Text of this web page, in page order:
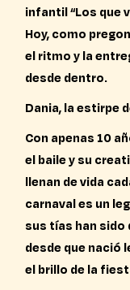
infantil “Los que
Hoy, como
el ritmo y la
desde dentro.
Dania, la estirpe
Con apenas 10
el baile y su
llenan de vida
carnaval es un
sus tías han sido
desde que nació
el brillo de la